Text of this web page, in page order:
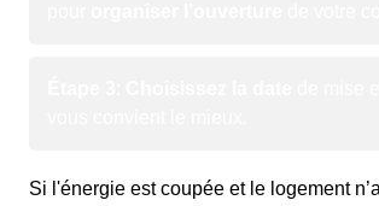
Si l'énergie est coupée et le logement